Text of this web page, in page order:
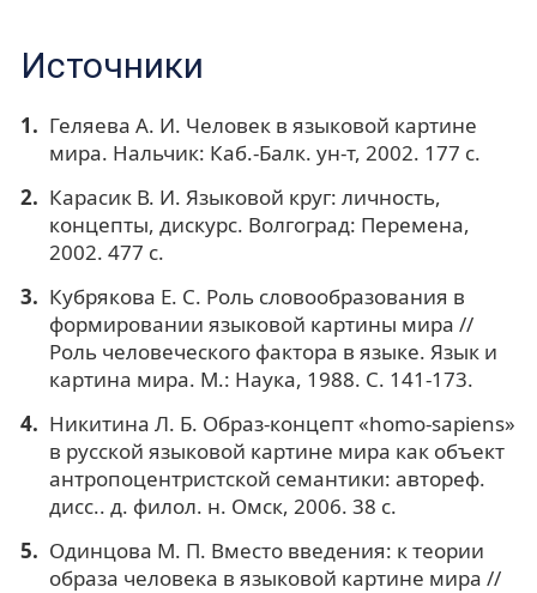
Источники
Геляева А. И. Человек в языковой картине
мира. Нальчик: Каб.-Балк. ун-т, 2002. 177 с.
Карасик В. И. Языковой круг: личность,
концепты, дискурс. Волгоград: Перемена,
2002. 477 с.
Кубрякова Е. С. Роль словообразования в
формировании языковой картины мира //
Роль человеческого фактора в языке. Язык и
картина мира. М.: Наука, 1988. С. 141-173.
Никитина Л. Б. Образ-концепт «homo-sapiens»
в русской языковой картине мира как объект
антропоцентристской семантики: автореф.
дисс.. д. филол. н. Омск, 2006. 38 с.
Одинцова М. П. Вместо введения: к теории
образа человека в языковой картине мира //